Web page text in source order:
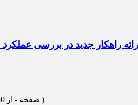
راهکار جدید در بررسی عملکرد
(‎10 صفحه - )